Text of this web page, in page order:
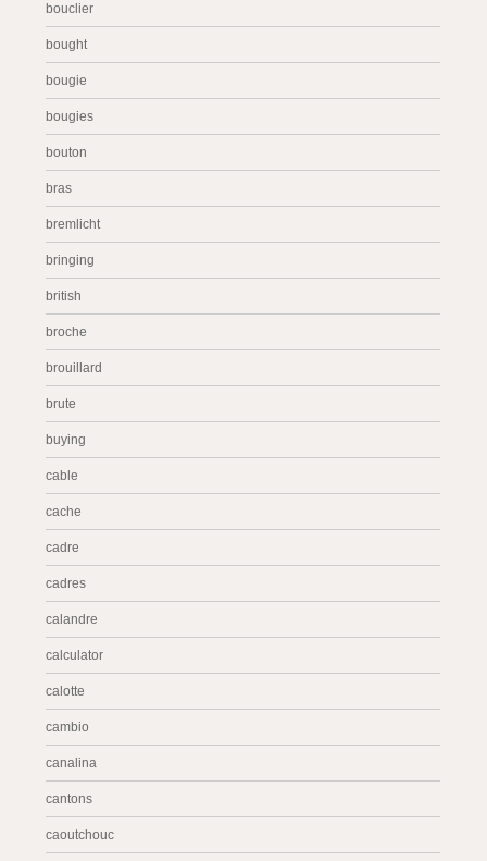
bouclier
bought
bougie
bougies
bouton
bras
bremlicht
bringing
british
broche
brouillard
brute
buying
cable
cache
cadre
cadres
calandre
calculator
calotte
cambio
canalina
cantons
caoutchouc